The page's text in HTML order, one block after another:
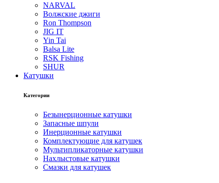
NARVAL
Волжские джиги
Ron Thompson
JIG IT
Yin Tai
Balsa Lite
RSK Fishing
SHUR
Катушки
Категории
Безынерционные катушки
Запасные шпули
Инерционные катушки
Комплектующие для катушек
Мультипликаторные катушки
Нахлыстовые катушки
Смазки для катушек